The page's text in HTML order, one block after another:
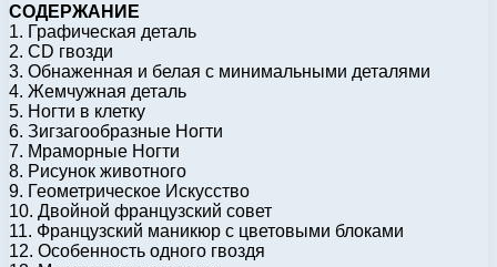
СОДЕРЖАНИЕ
1. Графическая деталь
2. CD гвозди
3. Обнаженная и белая с минимальными деталями
4. Жемчужная деталь
5. Ногти в клетку
6. Зигзагообразные Ногти
7. Мраморные Ногти
8. Рисунок животного
9. Геометрическое Искусство
10. Двойной французский совет
11. Французский маникюр с цветовыми блоками
12. Особенность одного гвоздя